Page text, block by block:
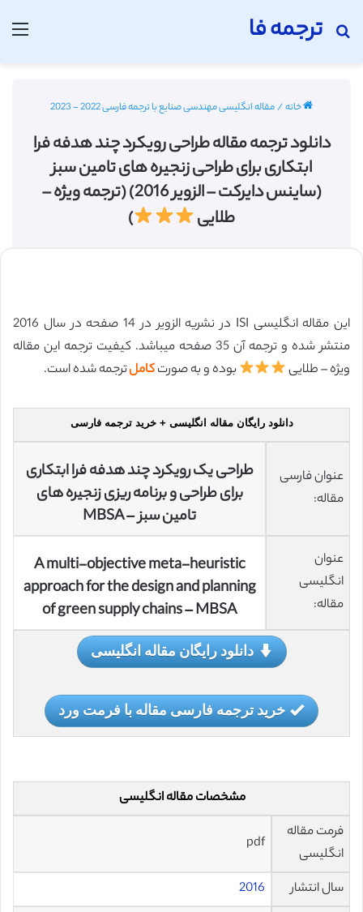
ترجمه فا
جستجو برای
خانه/مقاله انگلیسی مهندسی صنایع با ترجمه فارسی 2022 - 2023
دانلود ترجمه مقاله طراحی رویکرد چند هدفه فرا
ابتکاری برای طراحی زنجیره های تامین سبز
(ساینس دایرکت – الزویر 2016) (ترجمه ویژه –
طلایی
)
این مقاله انگلیسی ISI در نشریه الزویر در 14 صفحه در سال 2016
منتشر شده و ترجمه آن 35 صفحه میباشد. کیفیت ترجمه این مقاله
ویژه – طلایی
بوده و به صورتکاملترجمه شده است.
دانلود رایگان مقاله انگلیسی + خرید ترجمه فارسی
عنوان فارسی
مقاله:
طراحی یک رویکرد چند هدفه فرا ابتکاری
برای طراحی و برنامه ریزی زنجیره های
تامین سبز – MBSA
عنوان
انگلیسی
مقاله:
A multi-objective meta-heuristic
approach for the design and planning
of green supply chains – MBSA
دانلود رایگان مقاله انگلیسی
خرید ترجمه فارسی مقاله با فرمت ورد
مشخصات مقاله انگلیسی
فرمت مقاله
انگلیسی
pdf
سال انتشار
2016